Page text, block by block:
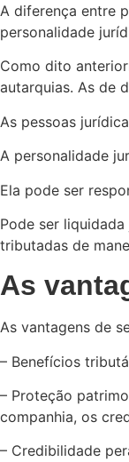
A diferença entre
personalidade
Como dito
autarquias. As de
As pessoas
A personalidade
Ela pode ser
Pode ser
tributadas de
As
As vantagens de
– Benefícios
– Proteção
companhia, os
– Credibilidade